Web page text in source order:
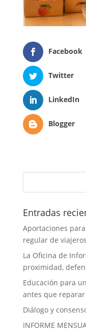
Facebook
Twitter
LinkedIn
Blogger
Entradas
Aportaciones
regular de
La Oficina de
proximidad,
Educación para
antes que reparar
Diálogo y
INFORME